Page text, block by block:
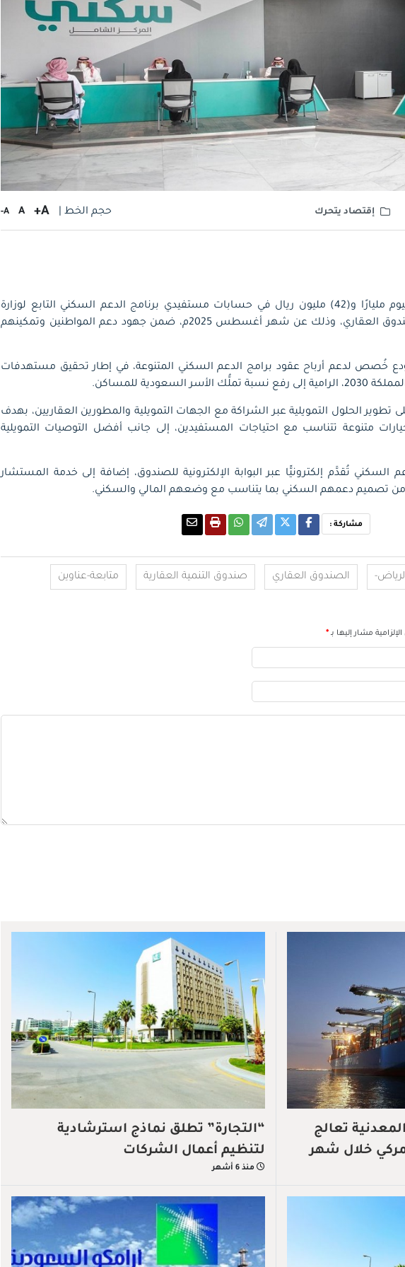
إقتصاد يتحرك حجم الخط | A+
A
A-
أودع صندوق التنمية العقارية اليوم مليارًا و(42) مليون ريال في حسابات مستفيدي برنامج الدعم السكني التابع لوزارة
الشؤون البلدية والإسكان والصندوق العقاري، وذلك عن شهر أغسطس 2025م، ضمن جهود دعم المواطنين وتمكينهم
خُصص لدعم أرباح عقود برامج الدعم السكني المتنوعة، في إطار تحقيق مستهدفات
للمساكن.
تطوير الحلول التمويلية عبر الشراكة مع الجهات التمويلية والمطورين العقاريين، بهدف
متنوعة تتناسب مع احتياجات المستفيدين، إلى جانب أفضل التوصيات التمويلية
السكني تُقدَّم إلكترونيًّا عبر البوابة الإلكترونية للصندوق، إضافة إلى خدمة المستشار
من تصميم دعمهم السكني بما يتناسب مع وضعهم المالي والسكني.
مشاركة :
الصندوق العقاري صندوق التنمية العقارية متابعة-عناوين
مشار إليها بـ *
تعالج
“التجارة” تطلق نماذج استرشادية
لتنظيم أعمال الشركات
منذ 6 أشهر